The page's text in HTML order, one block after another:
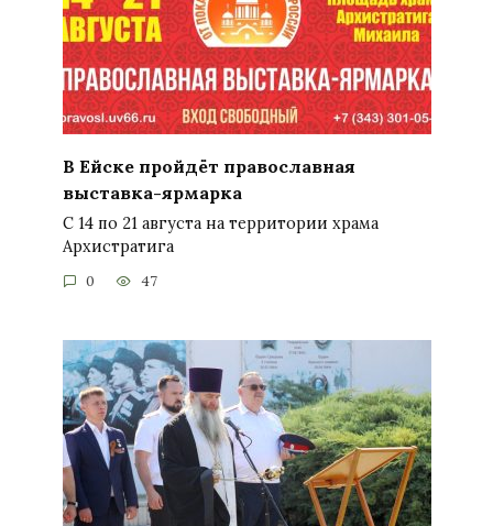
В Ейске пройдёт православная
выставка-ярмарка
С 14 по 21 августа на территории храма
Архистратига
0 47